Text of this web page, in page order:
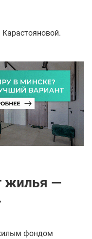
жилья —
фондом